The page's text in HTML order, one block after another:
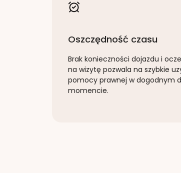
Oszczędność czasu
Brak konieczności dojazdu i
na wizytę pozwala na szybkie
pomocy prawnej w dogodnym
momencie.